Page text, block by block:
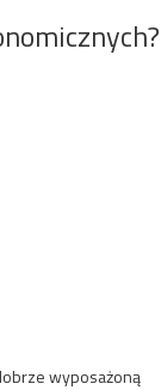
wyposażoną